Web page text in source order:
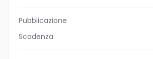
Pubblicazione
Scadenza